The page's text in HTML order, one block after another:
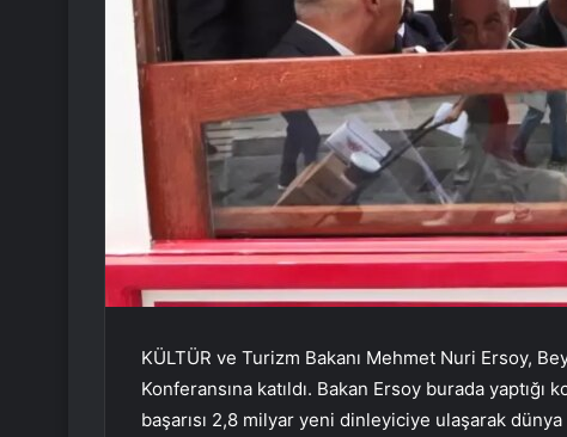
KÜLTÜR ve Turizm Bakanı Mehmet Nuri Ersoy,
Konferansına katıldı. Bakan Ersoy burada yaptığı
başarısı 2,8 milyar yeni dinleyiciye ulaşarak